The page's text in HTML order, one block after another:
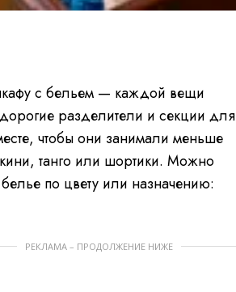
с бельем — каждой вещи
разделители и секции для
чтобы они занимали меньше
танго или шортики. Можно
по цвету или назначению:
РЕКЛАМА – ПРОДОЛЖЕНИЕ НИЖЕ